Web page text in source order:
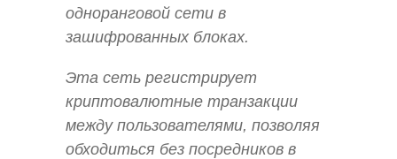
одноранговой сети в
зашифрованных блоках.
Эта сеть регистрирует
криптовалютные транзакции
между пользователями, позволяя
обходиться без посредников в